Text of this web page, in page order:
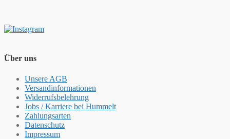
Über uns
Unsere AGB
Versandinformationen
Widerrufsbelehrung
Jobs / Karriere bei Hummelt
Zahlungsarten
Datenschutz
Impressum